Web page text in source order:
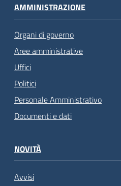
AMMINISTRAZIONE
Organi di governo
Aree amministrative
Uffici
Politici
Personale Amministrativo
Documenti e dati
NOVITÀ
Avvisi